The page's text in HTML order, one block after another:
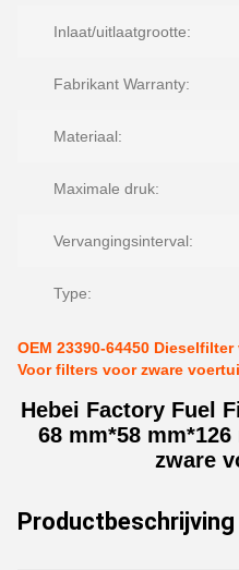
Inlaat/uitlaatgrootte:
Fabrikant Warranty:
Materiaal:
Maximale druk:
Vervangingsinterval:
Type:
OEM 23390-64450
Voor filters voor zware
Hebei Factory Fuel
68 mm*58
zware
Productbeschrijving